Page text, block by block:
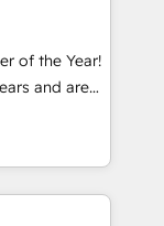
com nota
50% na
em
rotinas
of the Year!
and are
technically